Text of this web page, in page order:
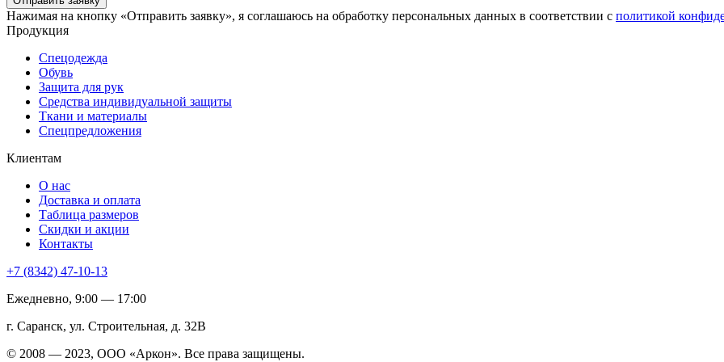
Нажимая на кнопку «Отправить заявку», я соглашаюсь на обработку персональных данных в соответствии с политикой
Продукция
Спецодежда
Обувь
Защита для рук
Средства индивидуальной защиты
Ткани и материалы
Спецпредложения
Клиентам
О нас
Доставка и оплата
Таблица размеров
Скидки и акции
Контакты
+7 (8342) 47-10-13
Ежедневно, 9:00 — 17:00
г. Саранск, ул. Строительная, д. 32В
© 2008 — 2023, ООО «Аркон». Все права защищены.